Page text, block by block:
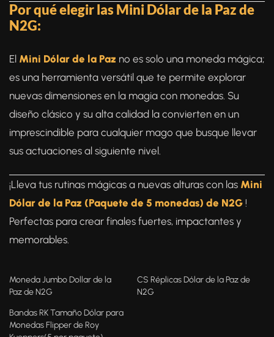
Por qué elegir las Mini Dólar de la Paz de
N2G:
El Mini Dólar de la Paz no es solo una moneda mágica;
es una herramienta versátil que te permite explorar
nuevas dimensiones en la magia con monedas. Su
diseño clásico y su alta calidad la convierten en un
imprescindible para cualquier mago que busque llevar
sus actuaciones al siguiente nivel.
¡Lleva tus rutinas mágicas a nuevas alturas con las Mini
Dólar de la Paz (Paquete de 5 monedas) de N2G !
Perfectas para crear finales fuertes, impactantes y
memorables.
Moneda Jumbo Dollar de la
Paz de N2G
CS Réplicas Dólar de la Paz de
N2G
Bandas RK Tamaño Dólar para
Monedas Flipper de Roy